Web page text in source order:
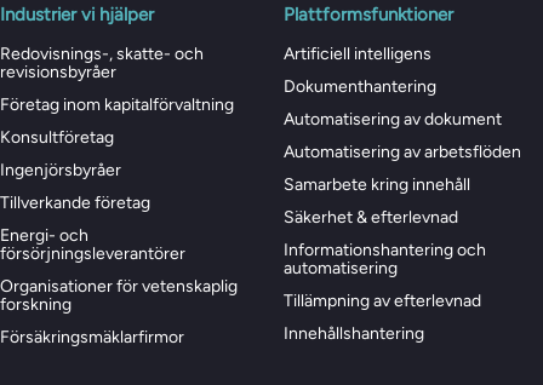
Industrier vi hjälper
Redovisnings-, skatte- och
revisionsbyråer
Företag inom kapitalförvaltning
Konsultföretag
Ingenjörsbyråer
Tillverkande företag
Energi- och
försörjningsleverantörer
Organisationer för vetenskaplig
forskning
Försäkringsmäklarfirmor
Plattformsfunktioner
Artificiell intelligens
Dokumenthantering
Automatisering av dokument
Automatisering av arbetsflöden
Samarbete kring innehåll
Säkerhet & efterlevnad
Informationshantering och
automatisering
Tillämpning av efterlevnad
Innehållshantering